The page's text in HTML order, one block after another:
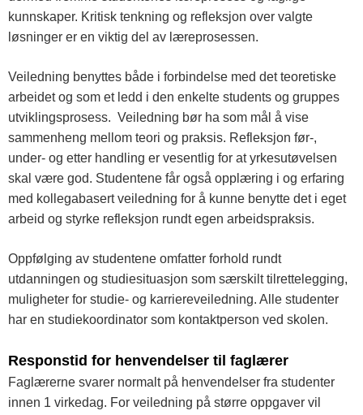
kunnskaper. Kritisk tenkning og refleksjon over valgte
løsninger er en viktig del av læreprosessen.
Veiledning benyttes både i forbindelse med det teoretiske
arbeidet og som et ledd i den enkelte students og gruppes
utviklingsprosess. Veiledning bør ha som mål å vise
sammenheng mellom teori og praksis. Refleksjon før-,
under- og etter handling er vesentlig for at yrkesutøvelsen
skal være god. Studentene får også opplæring i og erfaring
med kollegabasert veiledning for å kunne benytte det i eget
arbeid og styrke refleksjon rundt egen arbeidspraksis.
Oppfølging av studentene omfatter forhold rundt
utdanningen og studiesituasjon som særskilt tilrettelegging,
muligheter for studie- og karriereveiledning. Alle studenter
har en studiekoordinator som kontaktperson ved skolen.
Responstid for henvendelser til faglærer
Faglærerne svarer normalt på henvendelser fra studenter
innen 1 virkedag. For veiledning på større oppgaver vil